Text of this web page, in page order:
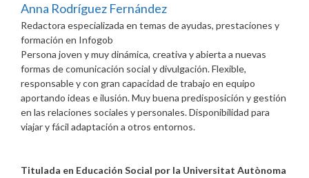
Anna Rodríguez Fernández
Redactora especializada en temas de ayudas, prestaciones y
formación en Infogob
Persona joven y muy dinámica, creativa y abierta a nuevas
formas de comunicación social y divulgación. Flexible,
responsable y con gran capacidad de trabajo en equipo
aportando ideas e ilusión. Muy buena predisposición y gestión
en las relaciones sociales y personales. Disponibilidad para
viajar y fácil adaptación a otros entornos.
Titulada en Educación Social por la Universitat Autònoma